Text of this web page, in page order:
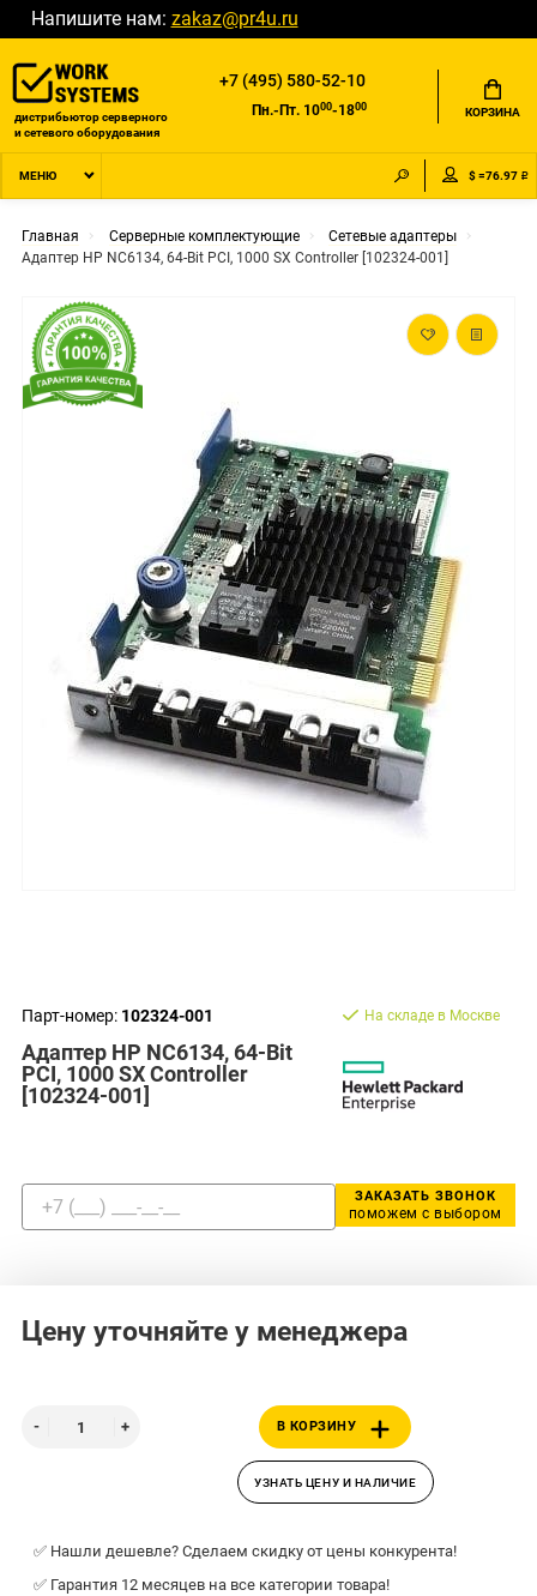
Напишите нам: zakaz@pr4u.ru
дистрибьютор серверного
и сетевого оборудования
+7 (495) 580-52-10
Пн.-Пт. 1000-1800 КОРЗИНА
МЕНЮ $ =76.97 ₽
Главная Серверные комплектующие
Сетевые адаптеры
Адаптер HP NC6134, 64-Bit PCI, 1000 SX Controller [102324-001]
Парт-номер: 102324-001
Адаптер HP NC6134, 64-Bit
PCI, 1000 SX Controller
[102324-001]
На складе в Москве
ЗАКАЗАТЬ ЗВОНОК
поможем с выбором
Цену уточняйте у менеджера
В КОРЗИНУ
УЗНАТЬ ЦЕНУ И НАЛИЧИЕ
✅ Нашли дешевле? Сделаем скидку от цены конкурента!
✅ Гарантия 12 месяцев на все категории товара!